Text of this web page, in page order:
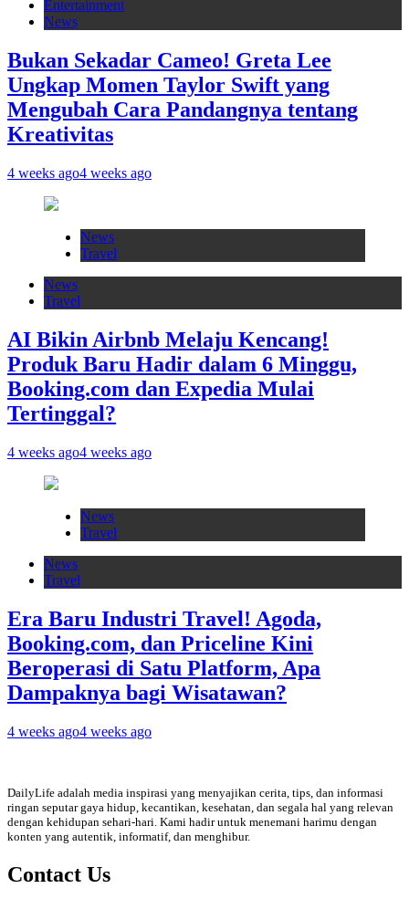
Entertainment
News
Bukan Sekadar Cameo! Greta Lee
Ungkap Momen Taylor Swift yang
Mengubah Cara Pandangnya tentang
Kreativitas
4 weeks ago4 weeks ago
News
Travel
News
Travel
AI Bikin Airbnb Melaju Kencang!
Produk Baru Hadir dalam 6 Minggu,
Booking.com dan Expedia Mulai
Tertinggal?
4 weeks ago4 weeks ago
News
Travel
News
Travel
Era Baru Industri Travel! Agoda,
Booking.com, dan Priceline Kini
Beroperasi di Satu Platform, Apa
Dampaknya bagi Wisatawan?
4 weeks ago4 weeks ago
DailyLife adalah media inspirasi yang menyajikan cerita, tips, dan informasi
ringan seputar gaya hidup, kecantikan, kesehatan, dan segala hal yang relevan
dengan kehidupan sehari-hari. Kami hadir untuk menemani harimu dengan
konten yang autentik, informatif, dan menghibur.
Contact Us